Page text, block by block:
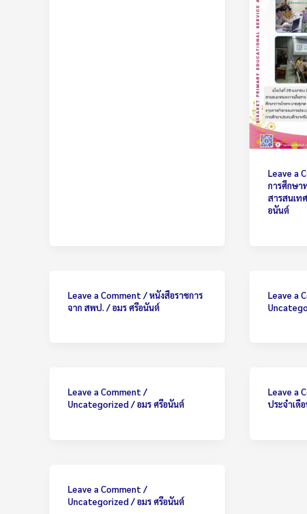
Leave a
การศึกษา
สารสนเท
อนันต์
Leave a Comment /หนังสือราชการ
จาก สพป. /อมร ศรีอนันต์
Leave a
Leave a Comment /
Uncategorized/อมร ศรีอนันต์
Leave a
ประจำเดื
Leave a Comment /
Uncategorized/อมร ศรีอนันต์